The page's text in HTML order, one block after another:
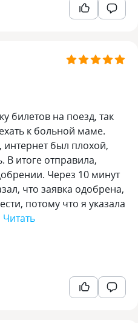
билетов на поезд, так
к больной маме.
интернет был плохой,
В итоге отправила,
Через 10 минут
что заявка одобрена,
потому что я указала
Читать